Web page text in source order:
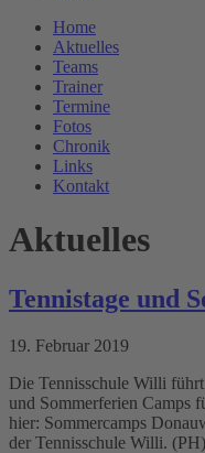
Home
Aktuelles
Teams
Trainer
Termine
Fotos
Chronik
Links
Kontakt
Aktuelles
Tennistage und
19. Februar 2019
Die Tennisschule Willi
und Sommerferien Camps
hier: Sommercamps
der Tennisschule Willi. (PH)